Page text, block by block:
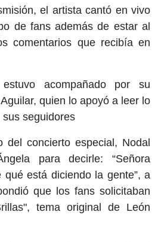
el artista cantó en vivo
de fans además de estar al
comentarios que recibía en
acompañado por su
quien lo apoyó a leer lo
seguidores
del concierto especial, Nodal
para decirle: “Señora
qué está diciendo la gente”, a
que los fans solicitaban
tema original de León